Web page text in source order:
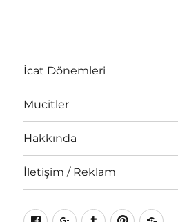
İcat Dönemleri
Mucitler
Hakkında
İletişim / Reklam
FacebookGoogle+TumblrPinterest
RSS